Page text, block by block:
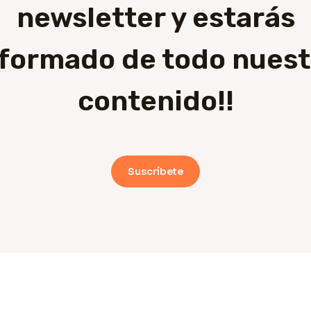
newsletter y estarás
de todo
contenido!!
Suscríbete